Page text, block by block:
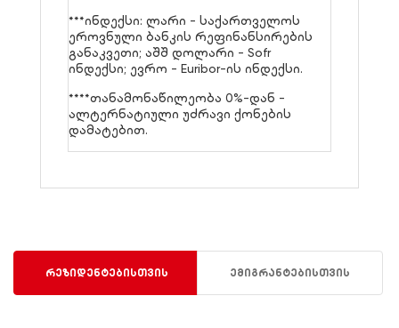
***ინდექსი: ლარი - საქართველოს
ეროვნული ბანკის რეფინანსირების
განაკვეთი; აშშ დოლარი - Sofr
ინდექსი; ევრო - Euribor-ის ინდექსი.
****თანამონაწილეობა 0%-დან -
ალტერნატიული უძრავი ქონების
დამატებით.
რეზიდენტებისთვის ემიგრანტებისთვის